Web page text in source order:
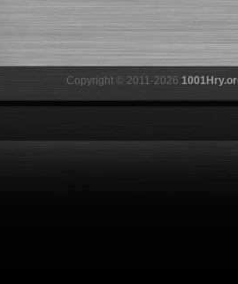
Copyright © 2011-2026